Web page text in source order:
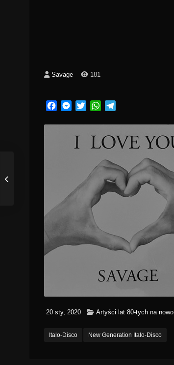
Savage 181
FacebookMessenger
TwitterWhatsApp
20 sty, 2020 Artyści lat 80-tych na nowo
Italo-Disco New Generation Italo-Disco